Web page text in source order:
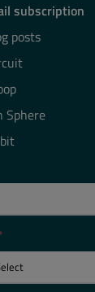
subscription
posts
Sphere